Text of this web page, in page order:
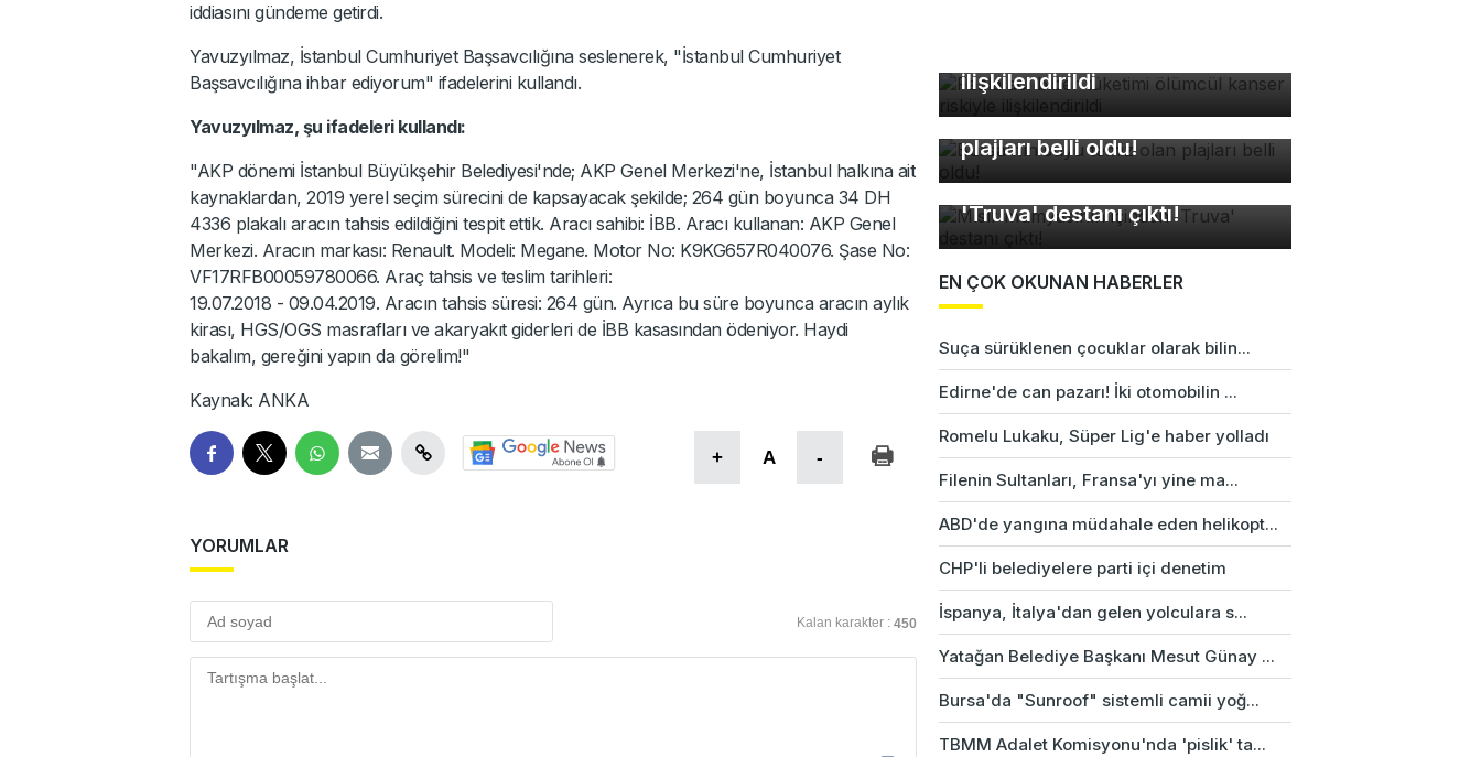
iddiasını gündeme getirdi.
Yavuzyılmaz, İstanbul Cumhuriyet Başsavcılığına seslenerek, "İstanbul Cumhuriyet
Başsavcılığına ihbar ediyorum" ifadelerini kullandı.
Yavuzyılmaz, şu ifadeleri kullandı:
"AKP dönemi İstanbul Büyükşehir Belediyesi'nde; AKP Genel Merkezi'ne, İstanbul halkına ait
kaynaklardan, 2019 yerel seçim sürecini de kapsayacak şekilde; 264 gün boyunca 34 DH
4336 plakalı aracın tahsis edildiğini tespit ettik. Aracı sahibi: İBB. Aracı kullanan: AKP Genel
Merkezi. Aracın markası: Renault. Modeli: Megane. Motor No: K9KG657R040076. Şase No:
VF17RFB00059780066. Araç tahsis ve teslim tarihleri:
19.07.2018 - 09.04.2019. Aracın tahsis süresi: 264 gün. Ayrıca bu süre boyunca aracın aylık
kirası, HGS/OGS masrafları ve akaryakıt giderleri de İBB kasasından ödeniyor. Haydi
bakalım, gereğini yapın da görelim!"
Kaynak: ANKA
+ A -
YORUMLAR
Kalan karakter : 450
ilişkilendirildi
Bursa'nın suyu temiz olan
plajları belli oldu!
Mısır mumyasının içinden
'Truva' destanı çıktı!
EN ÇOK OKUNAN HABERLER
Suça sürüklenen çocuklar olarak bilin...
Edirne'de can pazarı! İki otomobilin ...
Romelu Lukaku, Süper Lig'e haber yolladı
Filenin Sultanları, Fransa'yı yine ma...
ABD'de yangına müdahale eden helikopt...
CHP'li belediyelere parti içi denetim
İspanya, İtalya'dan gelen yolculara s...
Yatağan Belediye Başkanı Mesut Günay ...
Bursa'da "Sunroof" sistemli camii yoğ...
TBMM Adalet Komisyonu'nda 'pislik' ta...